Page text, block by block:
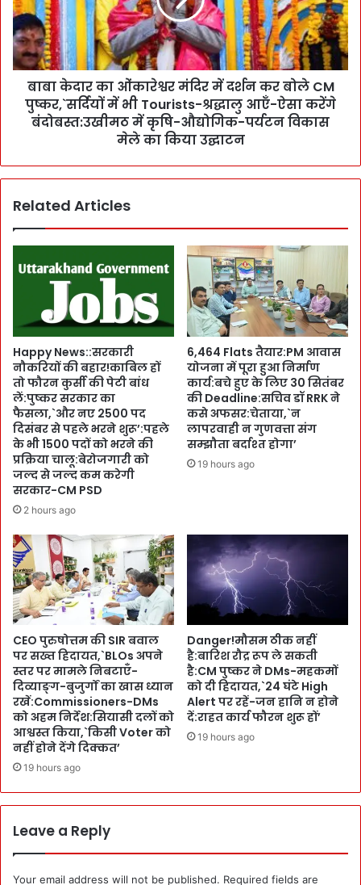
रे
श्व
र
मं
वा
a
रु
द्र
प्र
या
ग
में
C
M
पु
ष्क
र
का
ओं
का
रे
में
र्श
बो
M
पु
ष्क
र
,
`
स
र्दि
यों
में
भी
T
u
r
i
s
t
s
-
श्र
द्धा
लु
आ
एँ
-
ऐ
गे
ब
बाबा केदार का ओंकारेश्वर मंदिर में दर्शन कर बोले CM
पुष्कर,`सर्दियों में भी Tourists-श्रद्धालु आएँ-ऐसा करेंगे
बंदोबस्त:उखीमठ में कृषि-औद्योगिक-पर्यटन विकास
मेले का किया उद्घाटन
Related Articles
Happy News::सरकारी
नौकरियों की बहार!काबिल हों
तो फौरन कुर्सी की पेटी बांध
लें:पुष्कर सरकार का
फैसला,`और नए 2500 पद
दिसंबर से पहले भरने शुरू’:पहले
के भी 1500 पदों को भरने की
प्रक्रिया चालू:बेरोजगारी को
जल्द से जल्द कम करेगी
सरकार-CM PSD
2 hours ago
6,464 Flats तैयार:PM आवास
योजना में पूरा हुआ निर्माण
कार्य:बचे हुए के लिए 30 सितंबर
की Deadline:सचिव डॉ RRK ने
कसे अफसर:चेताया,`न
लापरवाही न गुणवत्ता संग
सम्झौता बर्दाश्त होगा’
19 hours ago
CEO पुरुषोत्तम की SIR बवाल
पर सख्त हिदायत,`BLOs अपने
स्तर पर मामले निबटाएँ-
दिव्याङ्ग-बुजुर्गों का खास ध्यान
रखें:Commissioners-DMs
को अहम निर्देश:सियासी दलों को
आश्वस्त किया,`किसी Voter को
नहीं होने देंगे दिक्कत’
19 hours ago
Danger!मौसम ठीक नहीं
है:बारिश रौद्र रूप ले सकती
है:CM पुष्कर ने DMs-महकमों
को दी हिदायत,`24 घंटे High
Alert पर रहें-जन हानि न होने
दें:राहत कार्य फौरन शुरू हों’
19 hours ago
Leave a Reply
Your email address will not be published. Required fields are